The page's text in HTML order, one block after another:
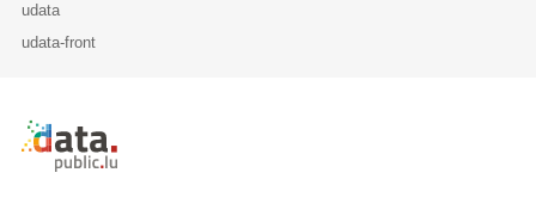
udata
udata-front
Retour à l'accueil de data.public.lu